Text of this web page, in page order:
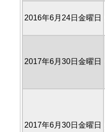
2016年6月24日金曜日
2017年6月30日金曜日
2017年6月30日金曜日